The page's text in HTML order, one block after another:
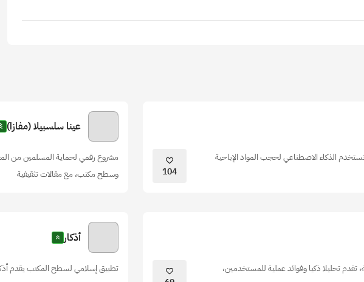
الذكاء الاصطناعي لحجب المواد الإباحية
104
عينا سلسبيلا (مفازا)
مشروع رقمي لحماية المسلمين من
وسطح مكتب، مع مقالات تثقيفية
تقدم تحليلا ذكيا وفوائد عملية للمستخدمين،
أذكار
تطبيق إسلامي لسطح المكتب يقدم